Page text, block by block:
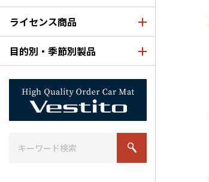
ライセンス商品
目的別・季節別製品